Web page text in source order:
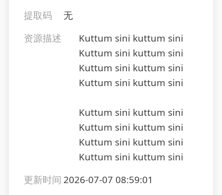
提取码
无
资源描述
Kuttum sini kuttum sini
Kuttum sini kuttum sini
Kuttum sini kuttum sini
Kuttum sini kuttum sini
Kuttum sini kuttum sini
Kuttum sini kuttum sini
Kuttum sini kuttum sini
Kuttum sini kuttum sini
更新时间 2026-07-07 08:59:01